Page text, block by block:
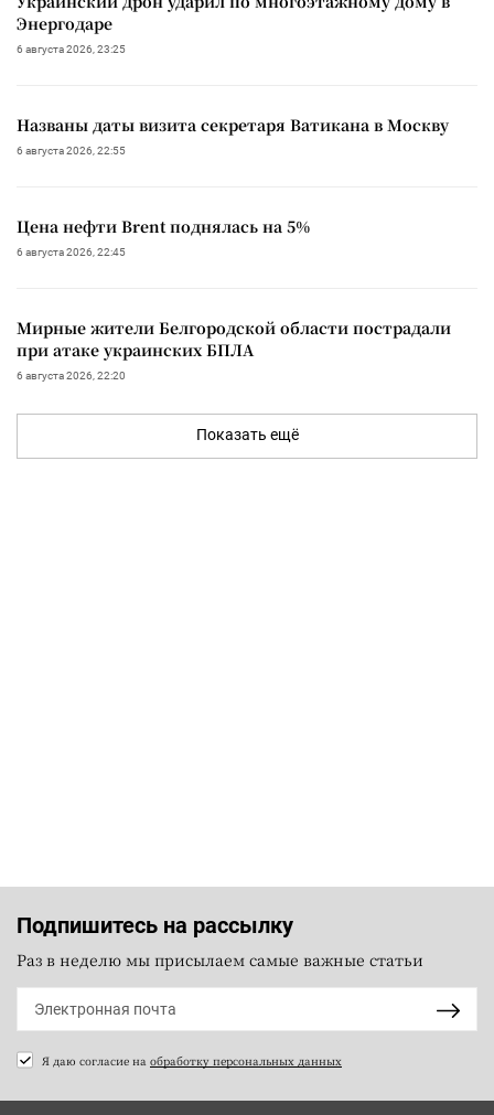
Энергодаре
6 августа 2026, 23:25
Названы даты визита секретаря Ватикана в Москву
6 августа 2026, 22:55
Цена нефти Brent поднялась на 5%
6 августа 2026, 22:45
Мирные жители Белгородской области пострадали
при атаке украинских БПЛА
6 августа 2026, 22:20
Показать ещё
Подпишитесь на рассылку
Раз в неделю мы присылаем самые важные статьи
Я даю согласие на обработку персональных данных